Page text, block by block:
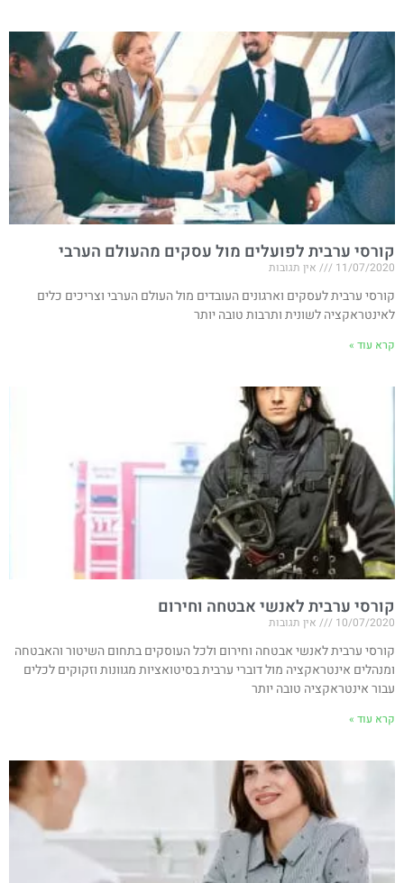
קורסי ערבית לפועלים מול עסקים מהעולם הערבי
11/07/2020 אין תגובות
קורסי ערבית לעסקים וארגונים העובדים מול העולם הערבי וצריכים כלים
לאינטראקציה לשונית ותרבות טובה יותר
קרא עוד »
קורסי ערבית לאנשי אבטחה וחירום
10/07/2020 אין תגובות
קורסי ערבית לאנשי אבטחה וחירום ולכל העוסקים בתחום השיטור והאבטחה
ומנהלים אינטראקציה מול דוברי ערבית בסיטואציות מגוונות וזקוקים לכלים
עבור אינטראקציה טובה יותר
קרא עוד »